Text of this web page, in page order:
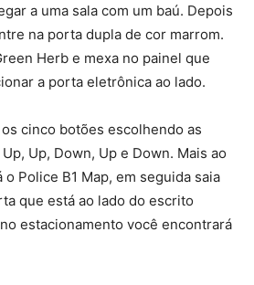
a uma sala com um baú. Depois
na porta dupla de cor marrom.
Herb e mexa no painel que
a porta eletrônica ao lado.
cinco botões escolhendo as
Up, Down, Up e Down. Mais ao
Police B1 Map, em seguida saia
que está ao lado do escrito
estacionamento você encontrará